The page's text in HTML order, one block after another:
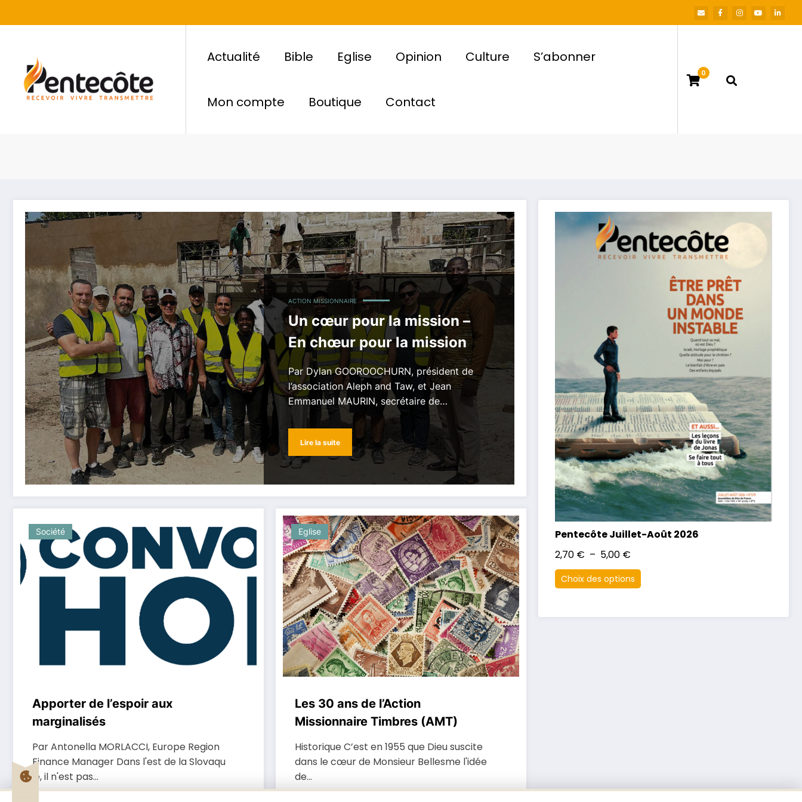
Actualité Bible Eglise Opinion Culture S’abonner
Mon compte Boutique Contact
0
ACTION MISSIONNAIRE
Un cœur pour la mission –
En chœur pour la mission
Par Dylan GOOROOCHURN, président de
l’association Aleph and Taw, et Jean
Emmanuel MAURIN, secrétaire de…
Lire la suite
Société
Apporter de l’espoir aux
marginalisés
Par Antonella MORLACCI, Europe Region
Finance Manager Dans l'est de la Slovaqu
ie, il n'est pas…
Eglise
Les 30 ans de l’Action
Missionnaire Timbres (AMT)
Historique C’est en 1955 que Dieu suscite
dans le cœur de Monsieur Bellesme l'idée
de…
Pentecôte Juillet-Août 2026
2,70 € – 5,00 €
Choix des options